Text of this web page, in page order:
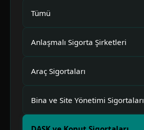
Tümü
Anlaşmalı Sigorta Şirketleri
Araç Sigortaları
Bina ve Site Yönetimi Sigortaları